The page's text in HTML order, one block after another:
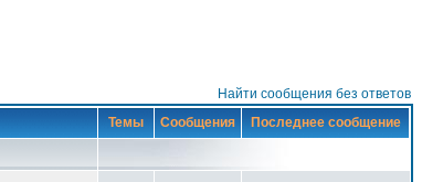
Найти сообщения без ответов
Темы Сообщения Последнее сообщение